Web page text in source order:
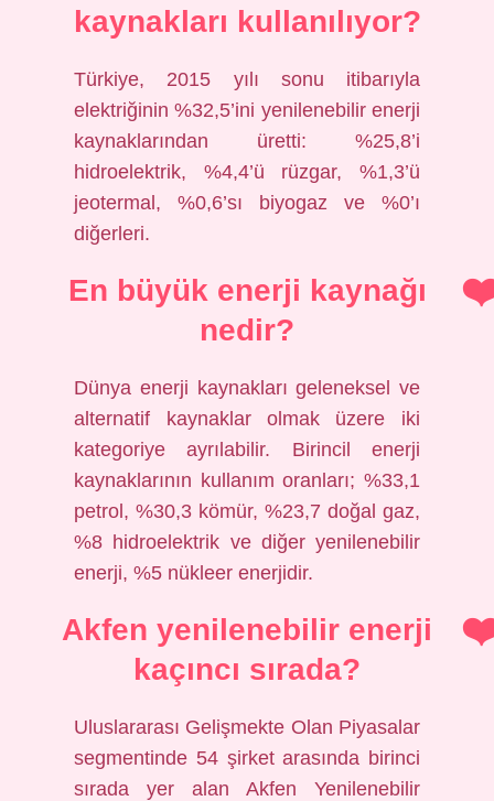
kaynakları kullanılıyor?
Türkiye, 2015 yılı sonu itibarıyla
elektriğinin %32,5’ini yenilenebilir enerji
kaynaklarından üretti: %25,8’i
hidroelektrik, %4,4’ü rüzgar, %1,3’ü
jeotermal, %0,6’sı biyogaz ve %0’ı
diğerleri.
En büyük enerji kaynağı
nedir?
Dünya enerji kaynakları geleneksel ve
alternatif kaynaklar olmak üzere iki
kategoriye ayrılabilir. Birincil enerji
kaynaklarının kullanım oranları; %33,1
petrol, %30,3 kömür, %23,7 doğal gaz,
%8 hidroelektrik ve diğer yenilenebilir
enerji, %5 nükleer enerjidir.
Akfen yenilenebilir enerji
kaçıncı sırada?
Uluslararası Gelişmekte Olan Piyasalar
segmentinde 54 şirket arasında birinci
sırada yer alan Akfen Yenilenebilir